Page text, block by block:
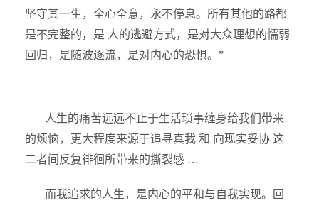
坚守其一生，全心全意，永不停息。所有其他的路都
是不完整的，是 人的逃避方式，是对大众理想的懦弱
回归，是随波逐流，是对内心的恐惧。”
人生的痛苦远远不止于生活琐事缠身给我们带来
的烦恼，更大程度来源于追寻真我 和 向现实妥协 这
二者间反复徘徊所带来的撕裂感 …
而我追求的人生，是内心的平和与自我实现。回